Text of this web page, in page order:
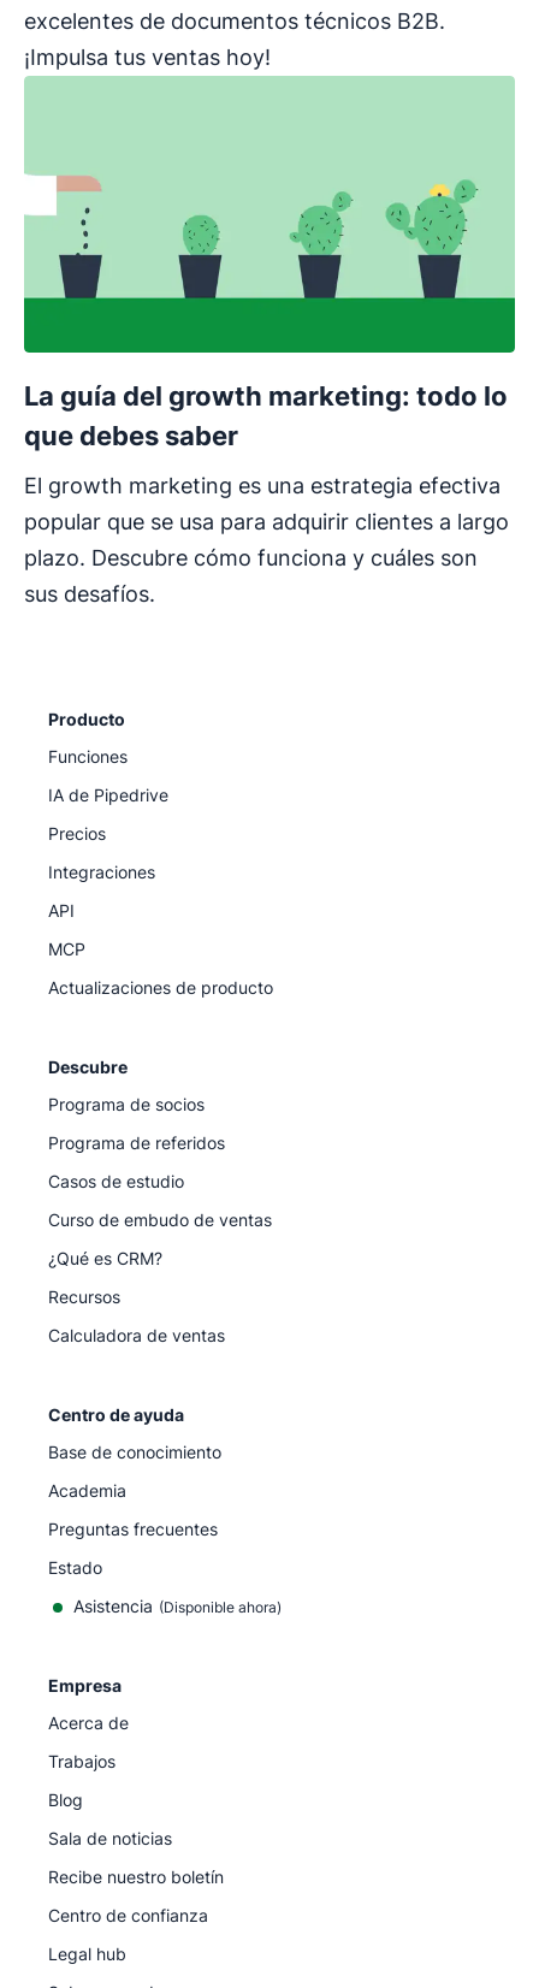
excelentes de documentos técnicos B2B.
¡Impulsa tus ventas hoy!
La guía del growth marketing: todo lo
que debes saber
El growth marketing es una estrategia efectiva
popular que se usa para adquirir clientes a largo
plazo. Descubre cómo funciona y cuáles son
sus desafíos.
Producto
Funciones
IA de Pipedrive
Precios
Integraciones
API
MCP
Actualizaciones de producto
Descubre
Programa de socios
Programa de referidos
Casos de estudio
Curso de embudo de ventas
¿Qué es CRM?
Recursos
Calculadora de ventas
Centro de ayuda
Base de conocimiento
Academia
Preguntas frecuentes
Estado
Asistencia (Disponible ahora)
Empresa
Acerca de
Trabajos
Blog
Sala de noticias
Recibe nuestro boletín
Centro de confianza
Legal hub